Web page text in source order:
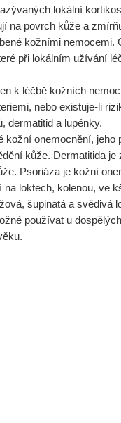
lokální
na povrch kůže a
kožními nemocemi.
při lokálním užívání
k léčbě kožních
nebo existuje-li
dermatitid a lupénky.
kožní onemocnění, jeho
kůže. Dermatitida je
Psoriáza je kožní
na loktech, kolenou, ve
šupinatá a svědivá
používat u